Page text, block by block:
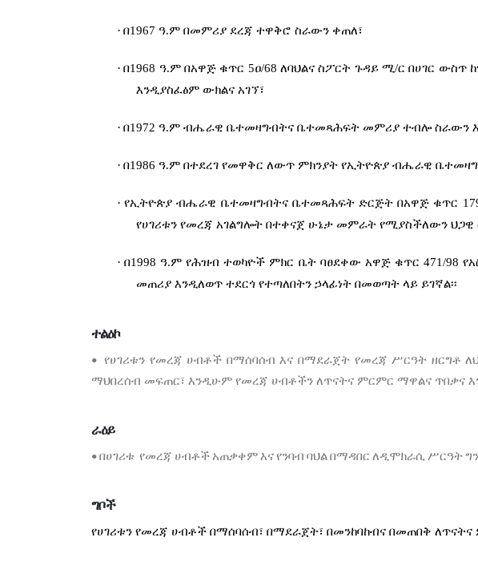
· በ1967 ዓ.ም በመምሪያ ደረጃ ተዋቅሮ ስራውን ቀጠለ፣
· በ1968 ዓ.ም በአዋጅ ቁጥር 5ዐ/68 ለባህልና ስፖርት ጉዳይ ሚ/ር በሀገር
እንዲያስፈፅም ውክልና አገኘ፣
· በ1972 ዓ.ም ብሔራዊ ቤተመዛግብትና ቤተመጻሕፍት መምሪያ ተብሎ ስራውን
· በ1986 ዓ.ም በተደረገ የመዋቅር ለውጥ ምክንያት የኢትዮጵያ ብሔራዊ
· የኢትዮጵያ ብሔራዊ ቤተመዛግብትና ቤተመጻሕፍት ድርጅት በአዋጅ ቁጥር
የሀገሪቱን የመረጃ አገልግሎት በተቀናጀ ሁኔታ መምራት የሚያስችለውን ህጋዊ
· በ1998 ዓ.ም የሕዝብ ተወካዮች ምክር ቤት ባፀደቀው አዋጅ ቁጥር 471/
መጠሪያ እንዲለወጥ ተደርጎ የተጣለበትን ኃላፊነት በመወጣት ላይ ይገኛል፡፡
ተልዕኮ
•የሀገሪቱን የመረጃ ሀብቶች በማሰባሰብ እና በማደራጀት የመረጃ ሥርዓት ዘርግቶ
ማህበረሰብ መፍጠር፣ እንዲሁም የመረጃ ሀብቶችን ለጥናትና ምርምር ማዋልና ጥበቃና
ራዕይ
• በሀገሪቱ የመረጃ ሀብቶች አጠቃቀምእናየንባብ ባህልበማዳበር ለዲሞክራሲ ሥርዓት
ግቦች
የሀገሪቱን የመረጃ ሀብቶች በማሰባሰብ፣ በማደራጀት፣ በመንከባከብና በመጠበቅ